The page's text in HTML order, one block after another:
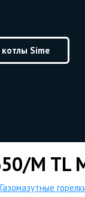
Sime
M TL
Газомазутные